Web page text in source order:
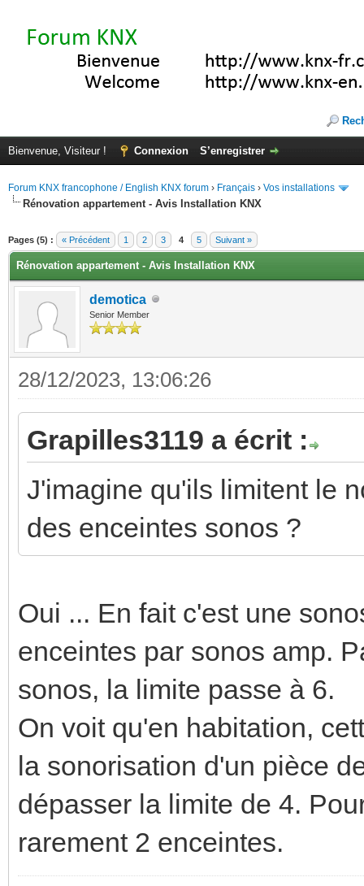
Bienvenue, Visiteur ! Connexion S’enregistrer
Forum KNX francophone / English KNX forum › Français › Vos installations
Rénovation appartement - Avis Installation KNX
Pages (5) : « Précédent 1 2 3 4 5 Suivant »
Rénovation appartement - Avis Installation KNX
demotica
Senior Member
28/12/2023, 13:06:26
Grapilles3119 a écrit :
J'imagine qu'ils limitent le
des enceintes sonos ?
Oui ... En fait c'est une
enceintes par sonos amp.
sonos, la limite passe à 6.
On voit qu'en habitation,
la sonorisation d'un pièce
dépasser la limite de 4.
rarement 2 enceintes.